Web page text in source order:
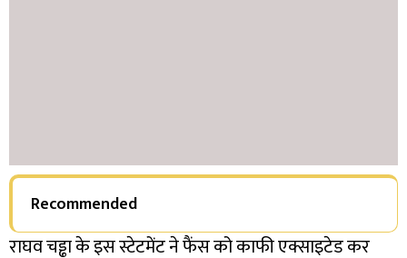
Recommended
राघव चड्ढा के इस स्टेटमेंट ने फैंस को काफी एक्साइटेड कर